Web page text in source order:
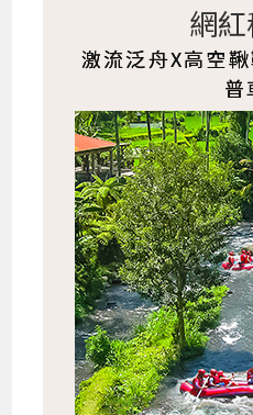
網
激流泛舟X高空
普